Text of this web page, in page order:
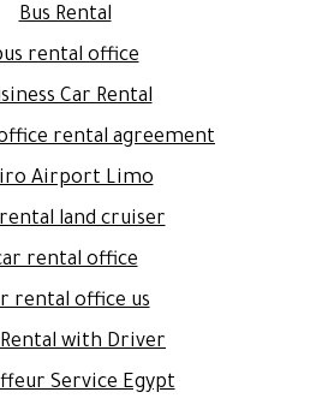
Bus Rental
rental office
Car Rental
rental agreement
Airport Limo
land cruiser
rental office
rental office us
with Driver
Service Egypt